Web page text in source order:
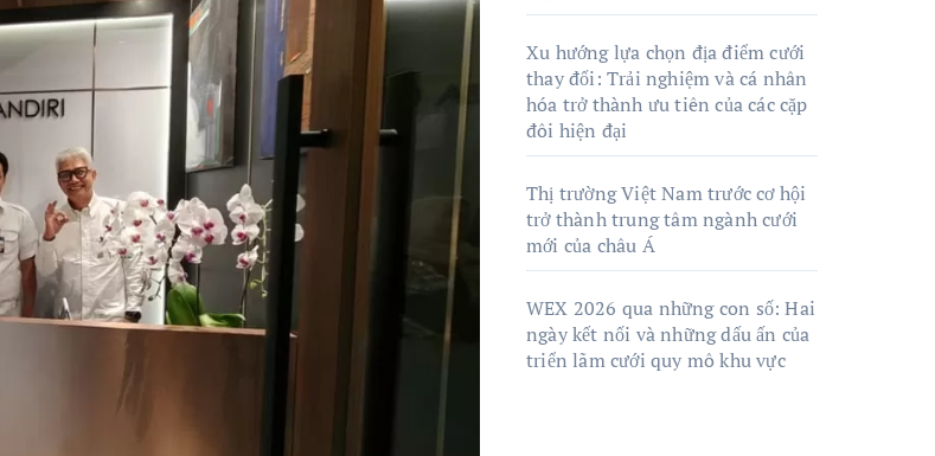
Xu hướng lựa chọn địa điểm cưới
thay đổi: Trải nghiệm và cá nhân
hóa trở thành ưu tiên của các cặp
đôi hiện đại
Thị trường Việt Nam trước cơ hội
trở thành trung tâm ngành cưới
mới của châu Á
WEX 2026 qua những con số: Hai
ngày kết nối và những dấu ấn của
triển lãm cưới quy mô khu vực